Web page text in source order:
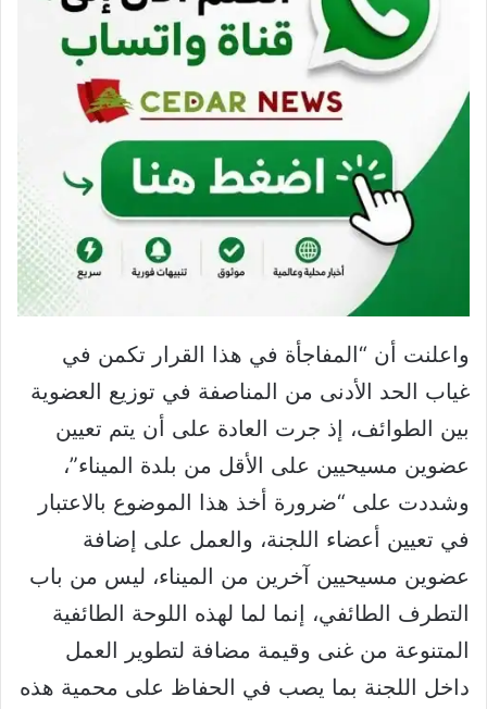
واعلنت أن “المفاجأة في هذا القرار تكمن في
غياب الحد الأدنى من المناصفة في توزيع العضوية
بين الطوائف، إذ جرت العادة على أن يتم تعيين
عضوين مسيحيين على الأقل من بلدة الميناء”،
وشددت على “ضرورة أخذ هذا الموضوع بالاعتبار
في تعيين أعضاء اللجنة، والعمل على إضافة
عضوين مسيحيين آخرين من الميناء، ليس من باب
التطرف الطائفي، إنما لما لهذه اللوحة الطائفية
المتنوعة من غنى وقيمة مضافة لتطوير العمل
داخل اللجنة بما يصب في الحفاظ على محمية هذه